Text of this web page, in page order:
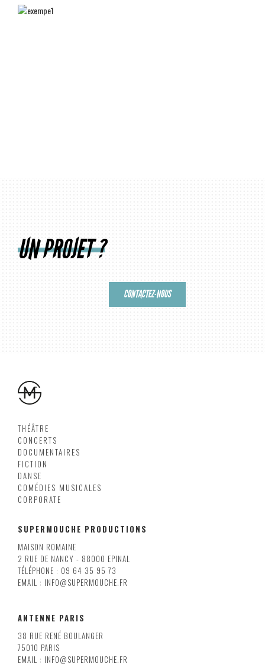
UN PROJET ?
CONTACTEZ-NOUS
THÉÂTRE
CONCERTS
DOCUMENTAIRES
FICTION
DANSE
COMÉDIES MUSICALES
CORPORATE
SUPERMOUCHE PRODUCTIONS
MAISON ROMAINE
2 RUE DE NANCY - 88000 EPINAL
TÉLÉPHONE : 09 64 35 95 73
EMAIL : INFO@SUPERMOUCHE.FR
ANTENNE PARIS
38 RUE RENÉ BOULANGER
75010 PARIS
EMAIL : INFO@SUPERMOUCHE.FR